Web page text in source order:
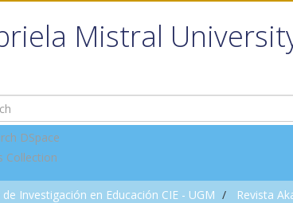
Mistral
DSpace
Collection
Investigación en Educación CIE - UGM Revista